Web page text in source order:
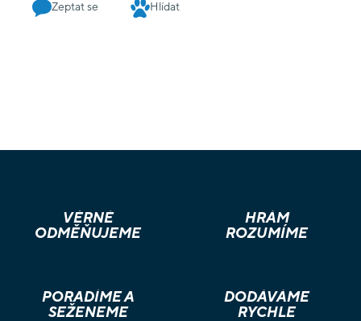
Zeptat se Hlídat
VĚRNÉ
ODMĚŇUJEME
HRÁM
ROZUMÍME
PORADÍME A
SEŽENEME
DODÁVÁME
RYCHLE